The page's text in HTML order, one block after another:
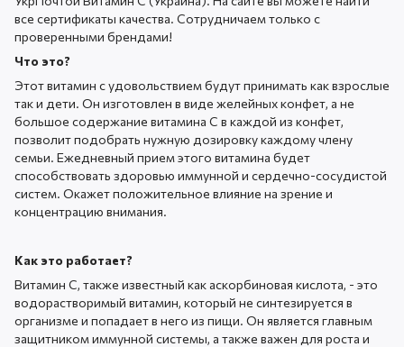
все сертификаты качества. Сотрудничаем только с
проверенными брендами!
Что это?
Этот витамин с удовольствием будут принимать как взрослые
так и дети. Он изготовлен в виде желейных конфет, а не
большое содержание витамина С в каждой из конфет,
позволит подобрать нужную дозировку каждому члену
семьи. Ежедневный прием этого витамина будет
способствовать здоровью иммунной и сердечно-сосудистой
систем. Окажет положительное влияние на зрение и
концентрацию внимания.
Как это работает?
Витамин С, также известный как аскорбиновая кислота, - это
водорастворимый витамин, который не синтезируется в
организме и попадает в него из пищи. Он является главным
защитником иммунной системы, а также важен для роста и